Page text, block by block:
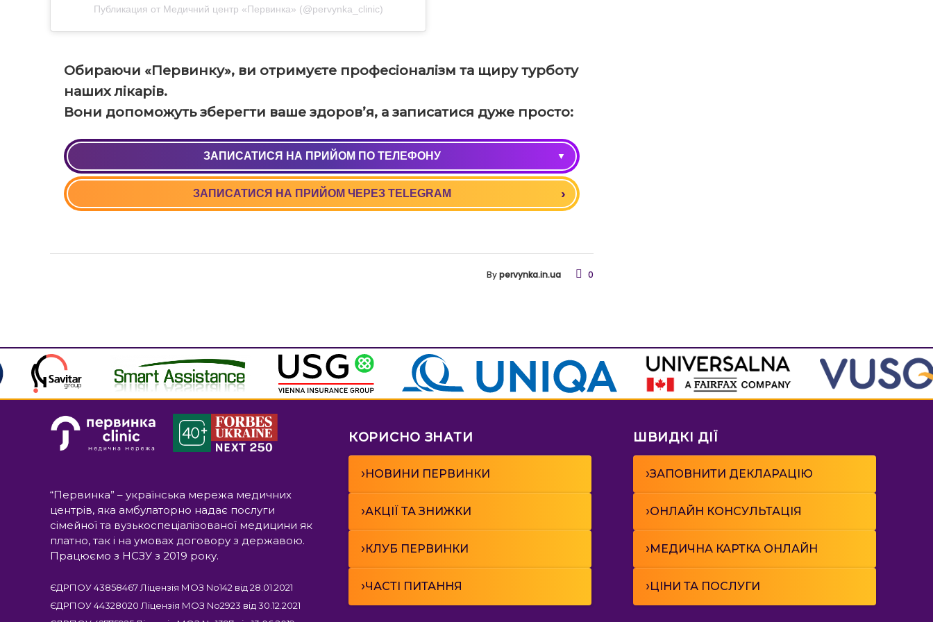
Публикация от Медичний центр «Первинка» (@pervynka_clinic)
Обираючи «Первинку», ви отримуєте професіоналізм та щиру турботу
наших лікарів.
Вони допоможуть зберегти ваше здоров’я, а записатися дуже просто:
ЗАПИСАТИСЯ НА ПРИЙОМ ПО ТЕЛЕФОНУ
+38 (050) 037 09 90
ЗАПИСАТИСЯ НА ПРИЙОМ ЧЕРЕЗ TELEGRAM
Bypervynka.in.ua 0
“Первинка” – українська мережа медичних
центрів, яка амбулаторно надає послуги
сімейної та вузькоспеціалізованої медицини як
платно, так і на умовах договору з державою.
Працюємо з НСЗУ з 2019 року.
ЄДРПОУ 43858467 Ліцензія МОЗ No142 від 28.01.2021
ЄДРПОУ 44328020 Ліцензія МОЗ No2923 від 30.12.2021
КОРИСНО ЗНАТИ
›НОВИНИ ПЕРВИНКИ
›АКЦІЇ ТА ЗНИЖКИ
›КЛУБ ПЕРВИНКИ
›ЧАСТІ ПИТАННЯ
ШВИДКІ ДІЇ
›ЗАПОВНИТИ ДЕКЛАРАЦІЮ
›ОНЛАЙН КОНСУЛЬТАЦІЯ
›МЕДИЧНА КАРТКА ОНЛАЙН
›ЦІНИ ТА ПОСЛУГИ